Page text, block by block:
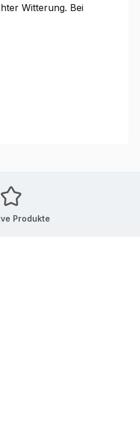
Witterung. Bei
Produkte